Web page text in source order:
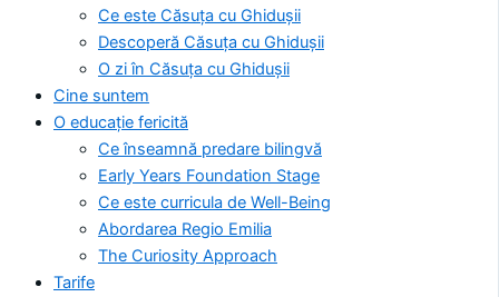
Ce este Căsuța cu Ghidușii
Descoperă Căsuța cu Ghidușii
O zi în Căsuța cu Ghidușii
Cine suntem
O educație fericită
Ce înseamnă predare bilingvă
Early Years Foundation Stage
Ce este curricula de Well-Being
Abordarea Regio Emilia
The Curiosity Approach
Tarife